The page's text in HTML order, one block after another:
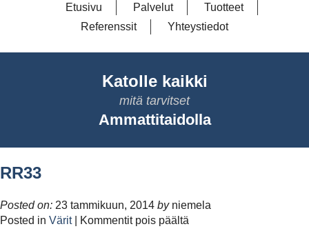
Etusivu Palvelut
Tuotteet
Referenssit
Yhteystiedot
Katolle kaikki
mitä tarvitset
Ammattitaidolla
RR33
Posted on: 23 tammikuun, 2014 by niemela
Posted in Värit| Kommentit pois päältä